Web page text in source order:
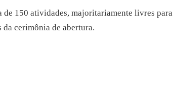
150 atividades, majoritariamente livres para
da cerimônia de abertura.